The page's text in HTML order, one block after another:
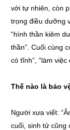
với tự nhiên, còn
trọng điều dưỡng
“hình thần kiêm
thần”. Cuối cùng
có tĩnh”, “làm
Thế nào là bảo
Người xưa viết:
cuối, sinh tử cũng